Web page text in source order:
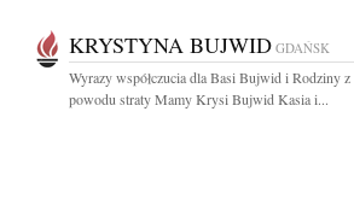
KRYSTYNA BUJWID GDAŃSK
Wyrazy współczucia dla Basi Bujwid i Rodziny z
powodu straty Mamy Krysi Bujwid Kasia i...